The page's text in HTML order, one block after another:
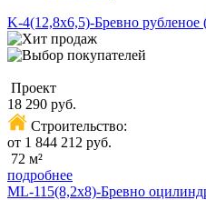
K-4(12,8х6,5)-Бревно рубленое
Проект
18 290 руб.
Строительство:
от 1 844 212 руб.
72 м²
подробнее
ML-115(8,2х8)-Бревно